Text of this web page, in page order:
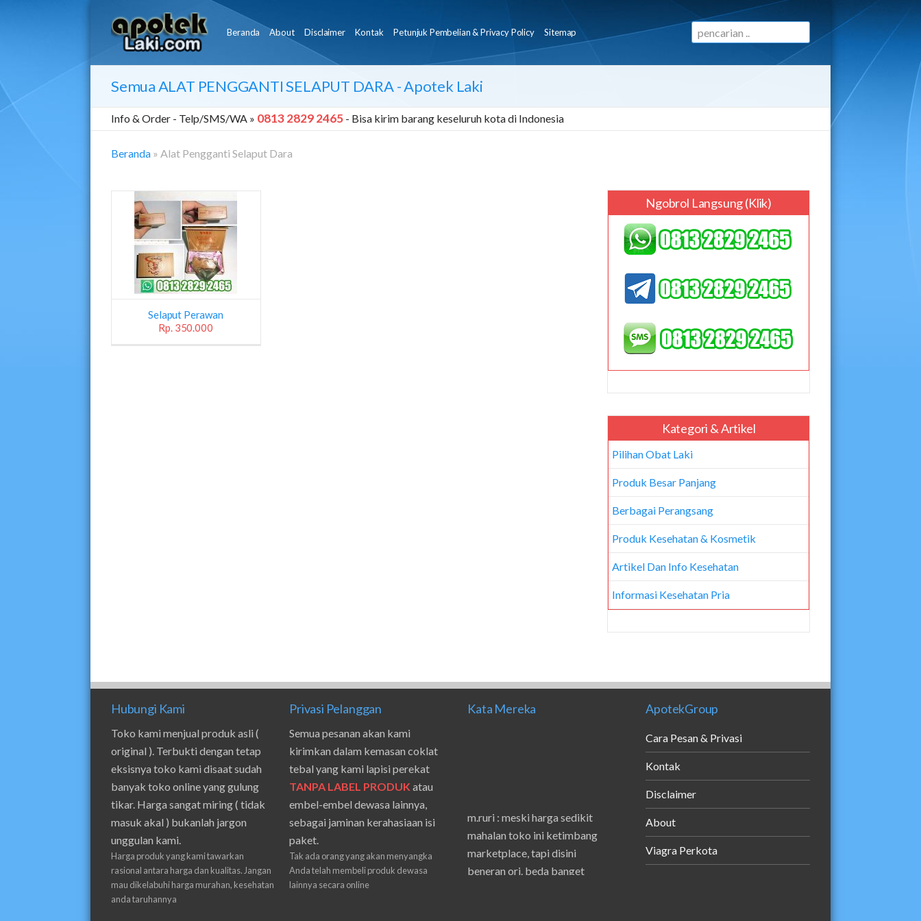
Beranda About Disclaimer Kontak Petunjuk Pembelian & Privacy Policy Sitemap
SemuaALAT PENGGANTI SELAPUT DARA- Apotek Laki
Info & Order - Telp/SMS/WA » 0813 2829 2465 - Bisa kirim barang keseluruh kota di Indonesia
Beranda » Alat Pengganti Selaput Dara
Alat
Pengganti
Selaput
Dara
Selaput Perawan
Rp. 350.000
Ngobrol Langsung (klik)
Kategori & Artikel
Pilihan Obat Laki
Produk Besar Panjang
Berbagai Perangsang
Produk Kesehatan & Kosmetik
Artikel Dan Info Kesehatan
Informasi Kesehatan Pria
Hubungi Kami
Toko kami menjual produk asli (
original ). Terbukti dengan tetap
eksisnya toko kami disaat sudah
banyak toko online yang gulung
tikar. Harga sangat miring ( tidak
masuk akal ) bukanlah jargon
unggulan kami.
Harga produk yang kami tawarkan
rasional antara harga dan kualitas. Jangan
mau dikelabuhi harga murahan, kesehatan
anda taruhannya
Privasi Pelanggan
Semua pesanan akan kami
kirimkan dalam kemasan coklat
tebal yang kami lapisi perekat
TANPA LABEL PRODUKatau
embel-embel dewasa lainnya,
sebagai jaminan kerahasiaan isi
paket.
Tak ada orang yang akan menyangka
Anda telah membeli produk dewasa
lainnya secara online
Kata Mereka
m.ruri : meski harga sedikit
mahalan toko ini ketimbang
marketplace, tapi disini
beneran ori. beda banget
ApotekGroup
Cara Pesan & Privasi
Kontak
Disclaimer
About
Viagra Perkota